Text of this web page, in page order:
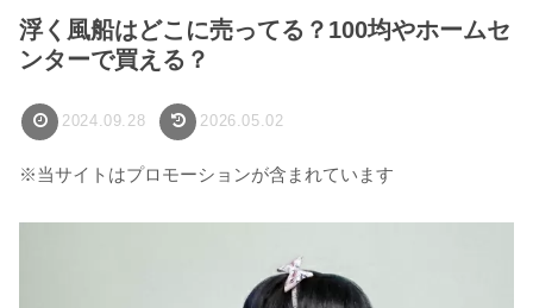
浮く風船はどこに売ってる？100均やホームセ
ンターで買える？
2024.09.28 2026.05.02
※当サイトはプロモーションが含まれています